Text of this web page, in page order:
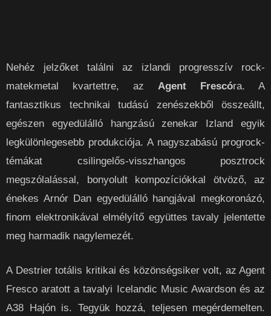
Nehéz jelzőket találni az izlandi progresszív rock-
matekmetal kvartettre, az Agent Frescóra. A
fantasztikus technikai tudású zenészekből összeállt,
egészen egyedülálló hangzású zenekar Izland egyik
legkülönlegesebb produkciója. A nagyszabású progrock-
témákat csilingelős-visszhangos posztrock
megszólalással, bonyolult kompozíciókkal ötvöző, az
énekes Arnór Dan egyedülálló hangjával megkoronázó,
finom elektronikával elmélyítő együttes tavaly jelentette
meg harmadik nagylemezét.
A Destrier totális kritikai és közönségsiker volt, az Agent
Fresco aratott a tavalyi Icelandic Music Awardson és az
A38 Hajón is. Tegyük hozzá, teljesen megérdemelten.